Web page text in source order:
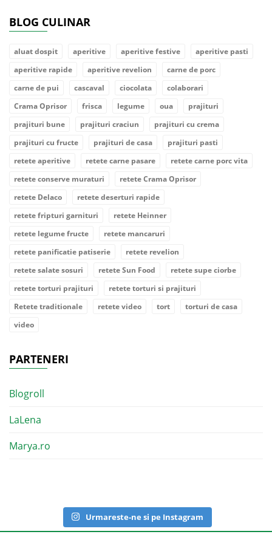
BLOG CULINAR
aluat dospit aperitive aperitive festive
aperitive pasti
aperitive rapide
aperitive revelion
carne de porc
carne de pui
cascaval ciocolata
colaborari
Crama Oprisor
frisca legume oua
prajituri
prajituri bune
prajituri craciun
prajituri cu crema
prajituri cu fructe
prajituri de casa
prajituri pasti
retete aperitive
retete carne pasare
retete carne porc vita
retete conserve muraturi
retete Crama Oprisor
retete Delaco
retete deserturi rapide
retete fripturi garnituri
retete Heinner
retete legume fructe
retete mancaruri
retete panificatie patiserie
retete revelion
retete salate sosuri
retete Sun Food
retete supe ciorbe
retete torturi prajituri
retete torturi si prajituri
Retete traditionale
retete video tort
torturi de casa
video
PARTENERI
Blogroll
LaLena
Marya.ro
Urmareste-ne si pe Instagram